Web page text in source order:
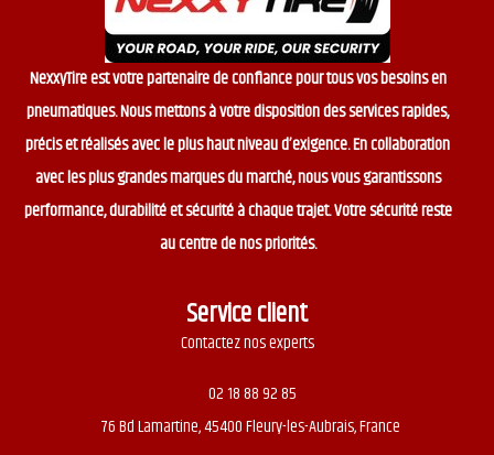
NexxyTire est votre partenaire de confiance pour tous vos besoins en
pneumatiques. Nous mettons à votre disposition des services rapides,
précis et réalisés avec le plus haut niveau d’exigence. En collaboration
avec les plus grandes marques du marché, nous vous garantissons
performance, durabilité et sécurité à chaque trajet. Votre sécurité reste
au centre de nos priorités.
Service client
Contactez nos experts
02 18 88 92 85
76 Bd Lamartine, 45400 Fleury-les-Aubrais, France